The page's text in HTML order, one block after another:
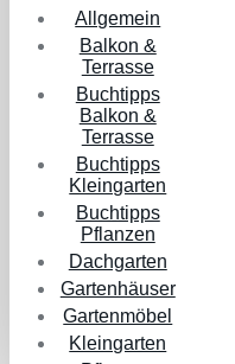
Allgemein
Balkon &
Terrasse
Buchtipps
Balkon &
Terrasse
Buchtipps
Kleingarten
Buchtipps
Pflanzen
Dachgarten
Gartenhäuser
Gartenmöbel
Kleingarten